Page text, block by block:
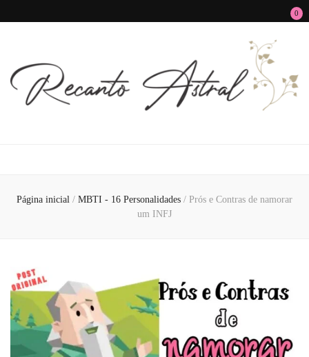
0
Página inicial / MBTI - 16 Personalidades / Prós e Contras de namorar
um INFJ